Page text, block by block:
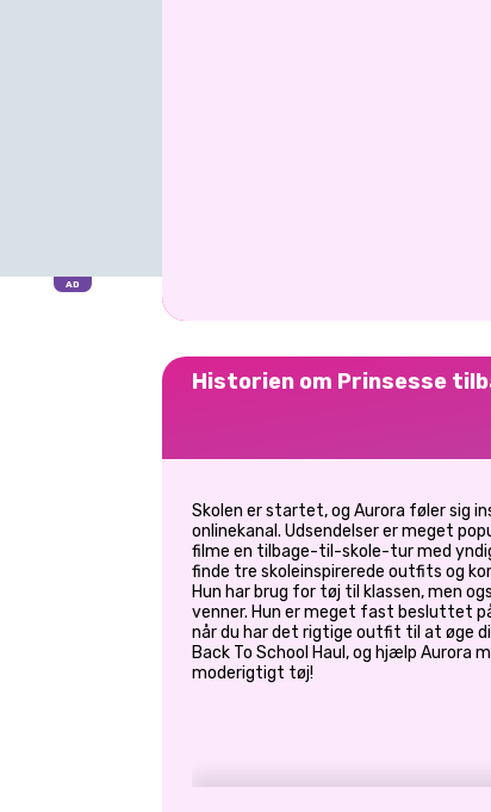
Historien om Prinsesse
Skolen er startet, og Aurora føler sig
onlinekanal. Udsendelser er meget
filme en tilbage-til-skole-tur med
finde tre skoleinspirerede outfits og
Hun har brug for tøj til klassen, men
venner. Hun er meget fast besluttet
når du har det rigtige outfit til at øge
Back To School Haul, og hjælp Aurora
moderigtigt tøj!